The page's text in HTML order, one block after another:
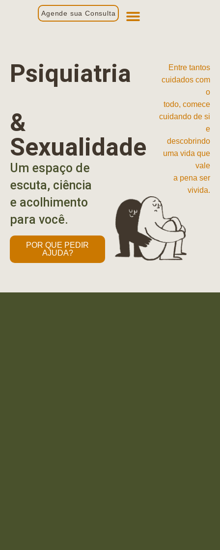
Agende sua Consulta
Psiquiatria
&
Sexualidade
Um espaço de
escuta, ciência
e acolhimento
para você.
POR QUE PEDIR
AJUDA?
Entre tantos
cuidados com
o
todo, comece
cuidando de si
e
descobrindo
uma vida que
vale
a pena ser
vivida.